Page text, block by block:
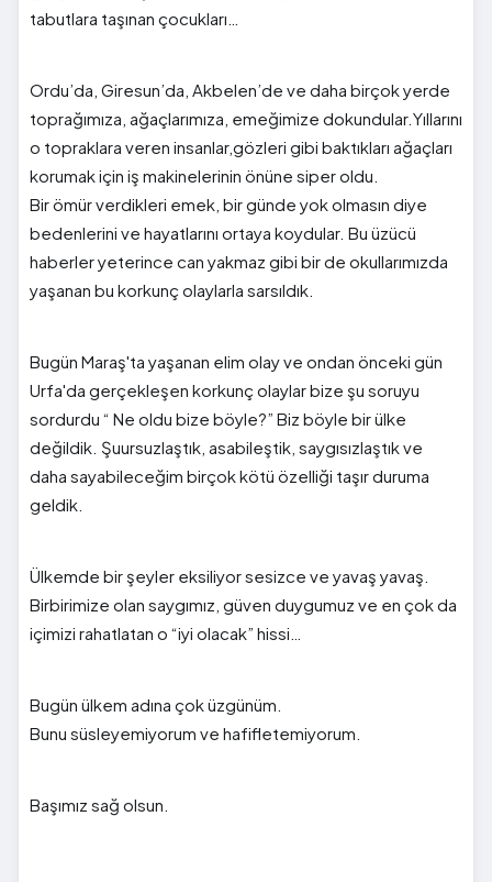
tabutlara taşınan çocukları…
Ordu’da, Giresun’da, Akbelen’de ve daha birçok yerde
toprağımıza, ağaçlarımıza, emeğimize dokundular.Yıllarını
o topraklara veren insanlar,gözleri gibi baktıkları ağaçları
korumak için iş makinelerinin önüne siper oldu.
Bir ömür verdikleri emek, bir günde yok olmasın diye
bedenlerini ve hayatlarını ortaya koydular. Bu üzücü
haberler yeterince can yakmaz gibi bir de okullarımızda
yaşanan bu korkunç olaylarla sarsıldık.
Bugün Maraş'ta yaşanan elim olay ve ondan önceki gün
Urfa'da gerçekleşen korkunç olaylar bize şu soruyu
sordurdu “ Ne oldu bize böyle?” Biz böyle bir ülke
değildik. Şuursuzlaştık, asabileştik, saygısızlaştık ve
daha sayabileceğim birçok kötü özelliği taşır duruma
geldik.
Ülkemde bir şeyler eksiliyor sesizce ve yavaş yavaş.
Birbirimize olan saygımız, güven duygumuz ve en çok da
içimizi rahatlatan o “iyi olacak” hissi…
Bugün ülkem adına çok üzgünüm.
Bunu süsleyemiyorum ve hafifletemiyorum.
Başımız sağ olsun.